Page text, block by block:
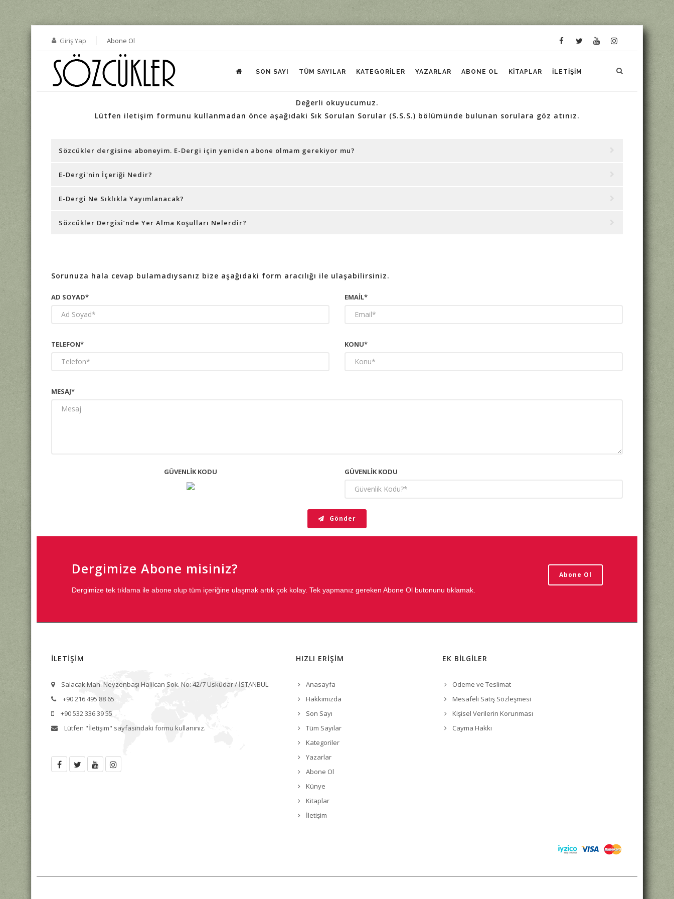
Giriş Yap Abone Ol
SON SAYI TÜM SAYILAR KATEGORILER YAZARLAR ABONE OL KITAPLAR İLETIŞIM
Değerli okuyucumuz.
Lütfen iletişim formunu kullanmadan önce aşağıdaki Sık Sorulan Sorular (S.S.S.) bölümünde bulunan sorulara göz atınız.
Sözcükler dergisine aboneyim. E-Dergi için yeniden abone olmam gerekiyor mu?
E-Dergi'nin İçeriği Nedir?
E-Dergi Ne Sıklıkla Yayımlanacak?
Sözcükler Dergisi’nde Yer Alma Koşulları Nelerdir?
Sorunuza hala cevap bulamadıysanız bize aşağıdaki form aracılığı ile ulaşabilirsiniz.
AD SOYAD* EMAIL*
TELEFON* KONU*
MESAJ*
GÜVENLIK KODU GÜVENLIK KODU
Gönder
Dergimize Abone misiniz?
Dergimize tek tıklama ile abone olup tüm içeriğine ulaşmak artık çok kolay. Tek yapmanız gereken Abone Ol butonunu tıklamak.
Abone Ol
İLETİŞİM
Salacak Mah. Neyzenbaşı Halilcan Sok. No: 42/7 Üsküdar / İSTANBUL
+90 216 495 88 65
+90 532 336 39 55
Lütfen "İletişim" sayfasındaki formu kullanınız.
HIZLI ERİŞİM
Anasayfa
Hakkımızda
Son Sayı
Tüm Sayılar
Kategoriler
Yazarlar
Abone Ol
Künye
Kitaplar
İletişim
EK BİLGİLER
Ödeme ve Teslimat
Mesafeli Satış Sözleşmesi
Kişisel Verilerin Korunması
Cayma Hakkı